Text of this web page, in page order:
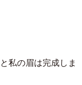
私の眉は完成しま